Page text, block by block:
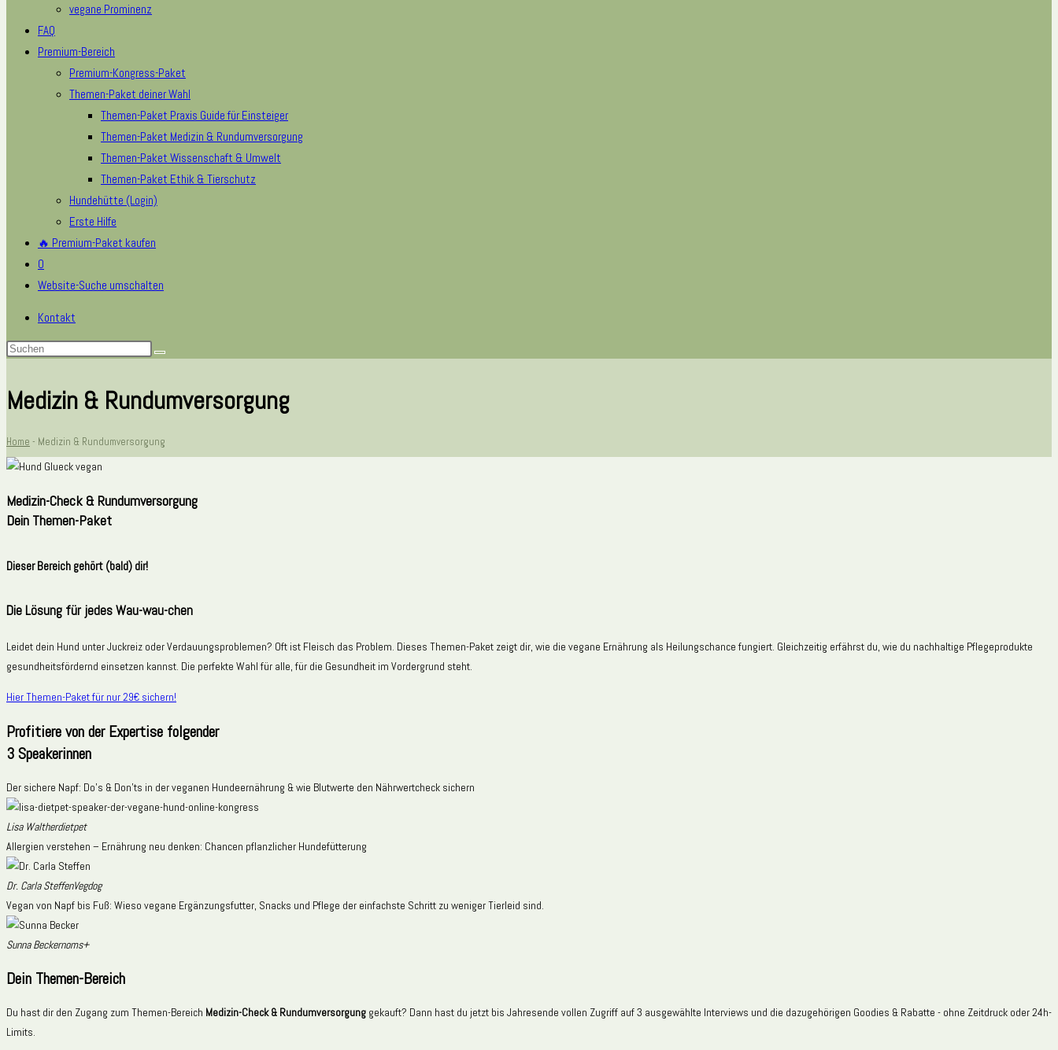
vegane Prominenz
FAQ
Premium-Bereich
Premium-Kongress-Paket
Themen-Paket deiner Wahl
Themen-Paket Praxis Guide für Einsteiger
Themen-Paket Medizin & Rundumversorgung
Themen-Paket Wissenschaft & Umwelt
Themen-Paket Ethik & Tierschutz
Hundehütte (Login)
Erste Hilfe
🔥 Premium-Paket kaufen
0
Website-Suche umschalten
Kontakt
Medizin & Rundumversorgung
Home - Medizin & Rundumversorgung
Medizin-Check & Rundumversorgung
Dein Themen-Paket
Dieser Bereich gehört (bald) dir!
Die Lösung für jedes Wau-wau-chen
Leidet dein Hund unter Juckreiz oder Verdauungsproblemen? Oft ist Fleisch das Problem. Dieses Themen-Paket zeigt dir, wie die vegane Ernährung als Heilungschance fungiert. Gleichzeitig erfährst du, wie du nachhaltige Pflegeprodukte
gesundheitsfördernd einsetzen kannst. Die perfekte Wahl für alle, für die Gesundheit im Vordergrund steht.
Hier Themen-Paket für nur 29€ sichern!
Profitiere von der Expertise folgender
3 Speakerinnen
Der sichere Napf: Do’s & Don’ts in der veganen Hundeernährung & wie Blutwerte den Nährwertcheck sichern​
Lisa Waltherdietpet
Allergien verstehen – Ernährung neu denken: Chancen pflanzlicher Hundefütterung​
Dr. Carla SteffenVegdog
Vegan von Napf bis Fuß: Wieso vegane Ergänzungsfutter, Snacks und Pflege der einfachste Schritt zu weniger Tierleid sind.​
Sunna Beckernoms+
Dein Themen-Bereich
Du hast dir den Zugang zum Themen-Bereich Medizin-Check & Rundumversorgung gekauft? Dann hast du jetzt bis Jahresende vollen Zugriff auf 3 ausgewählte Interviews und die dazugehörigen Goodies & Rabatte - ohne Zeitdruck oder 24h-
Limits.